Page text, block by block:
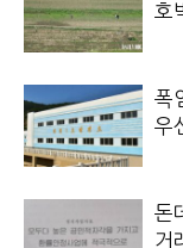
호
폭
우
돈
거